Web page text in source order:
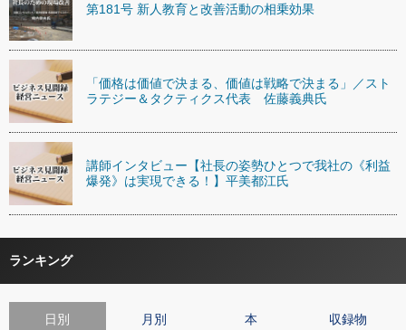
第181号 新人教育と改善活動の相乗効果
「価格は価値で決まる、価値は戦略で決まる」／スト
ラテジー＆タクティクス代表 佐藤義典氏
講師インタビュー【社長の姿勢ひとつで我社の《利益
爆発》は実現できる！】平美都江氏
ランキング
日別 月別 本 収録物